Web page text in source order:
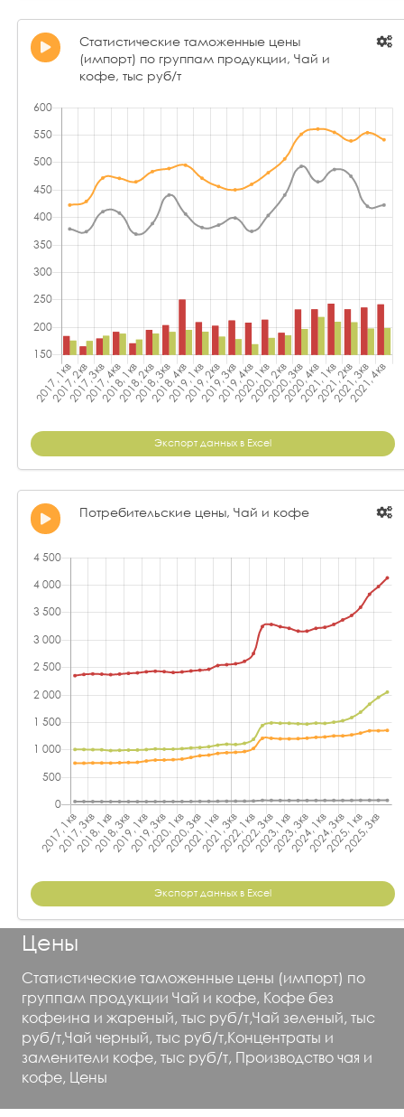
Статистические таможенные цены
(импорт) по группам продукции, Чай и
кофе, тыс руб/т
Экспорт данных в Excel
Потребительские цены, Чай и кофе
Экспорт данных в Excel
Цены
Статистические таможенные цены (импорт) по
группам продукции Чай и кофе, Кофе без
кофеина и жареный, тыс руб/т,Чай зеленый, тыс
руб/т,Чай черный, тыс руб/т,Концентраты и
заменители кофе, тыс руб/т, Производство чая и
кофе, Цены